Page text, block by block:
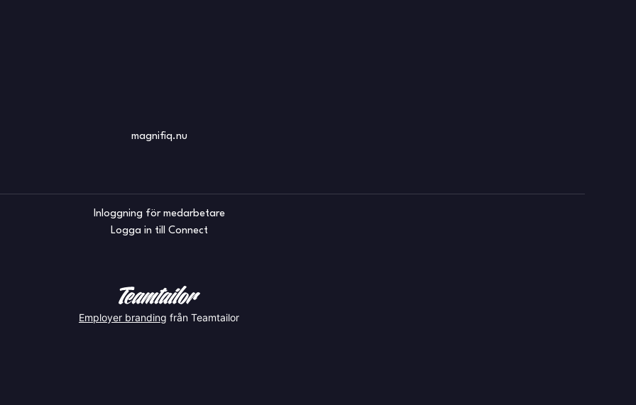
magnifiq.nu
Inloggning för medarbetare
Logga in till Connect
Employer branding från Teamtailor